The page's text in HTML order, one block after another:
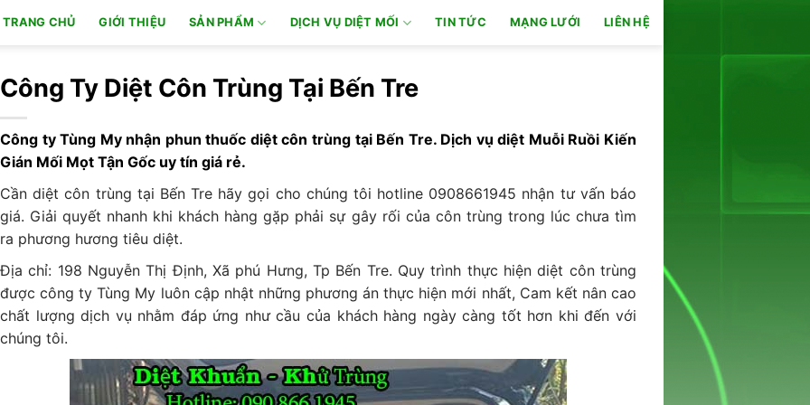
TRANG CHỦ GIỚI THIỆU SẢN PHẨM DỊCH VỤ DIỆT MỐI TIN TỨC MẠNG LƯỚI LIÊN HỆ
Công Ty Diệt Côn Trùng Tại Bến Tre
Công ty Tùng My nhận phun thuốc diệt côn trùng tại Bến Tre. Dịch vụ diệt Muỗi Ruồi Kiến
Gián Mối Mọt Tận Gốc uy tín giá rẻ.
Cần diệt côn trùng tại Bến Tre hãy gọi cho chúng tôi hotline 0908661945 nhận tư vấn báo
giá. Giải quyết nhanh khi khách hàng gặp phải sự gây rối của côn trùng trong lúc chưa tìm
ra phương hương tiêu diệt.
Địa chỉ: 198 Nguyễn Thị Định, Xã phú Hưng, Tp Bến Tre. Quy trình thực hiện diệt côn trùng
được công ty Tùng My luôn cập nhật những phương án thực hiện mới nhất, Cam kết nân cao
chất lượng dịch vụ nhằm đáp ứng như cầu của khách hàng ngày càng tốt hơn khi đến với
chúng tôi.